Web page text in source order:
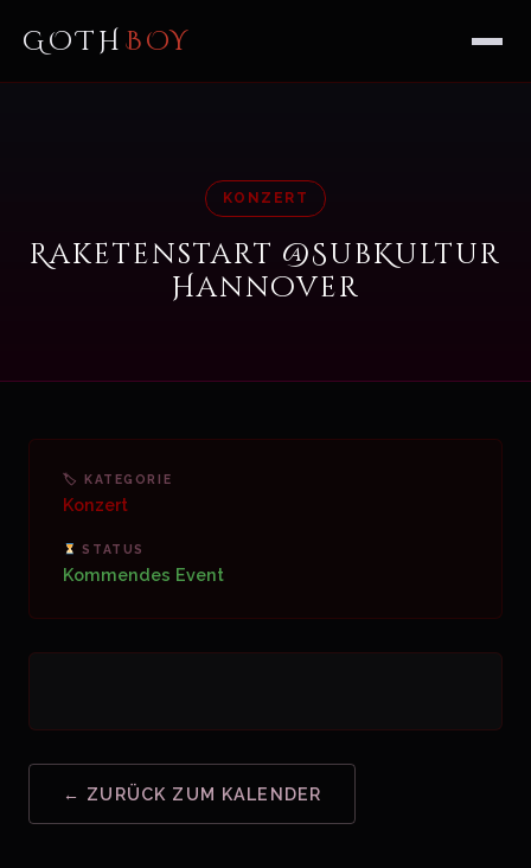
GOTH BOY
KONZERT
Raketenstart @SubKultur
Hannover
🏷 KATEGORIE
Konzert
STATUS
Kommendes Event
← ZURÜCK ZUM KALENDER